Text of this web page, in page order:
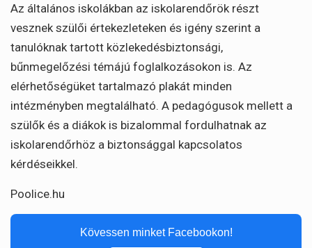
Az általános iskolákban az iskolarendőrök részt
vesznek szülői értekezleteken és igény szerint a
tanulóknak tartott közlekedésbiztonsági,
bűnmegelőzési témájú foglalkozásokon is. Az
elérhetőségüket tartalmazó plakát minden
intézményben megtalálható. A pedagógusok mellett a
szülők és a diákok is bizalommal fordulhatnak az
iskolarendőrhöz a biztonsággal kapcsolatos
kérdéseikkel.
Poolice.hu
Kövessen minket Facebookon!